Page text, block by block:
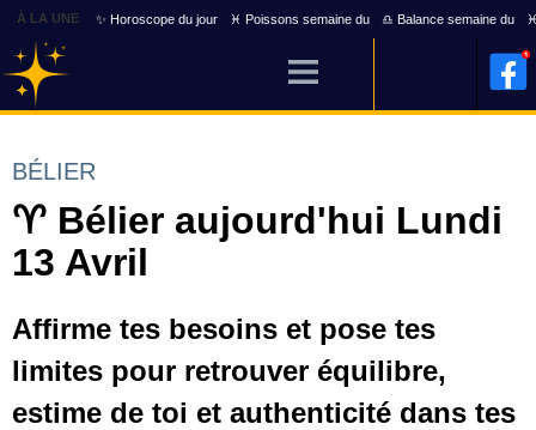
À LA UNE ✨ Horoscope du jour ♓ Poissons semaine du ♎ Balance semaine du
BÉLIER
♈ Bélier aujourd'hui Lundi
13 Avril
Affirme tes besoins et pose tes
limites pour retrouver équilibre,
estime de toi et authenticité dans tes